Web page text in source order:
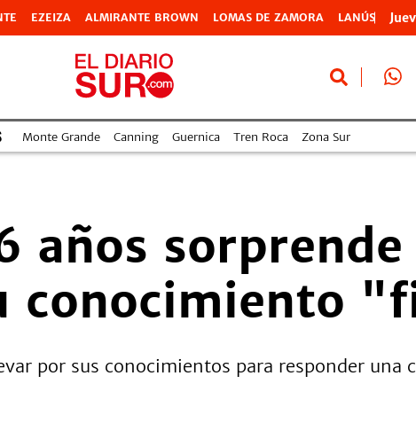
EZEIZA ALMIRANTE BROWN LOMAS DE ZAMORA LANÚS
Monte Grande Canning Guernica Tren Roca Zona Sur
años sorprende
conocimiento
por sus conocimientos para responder una